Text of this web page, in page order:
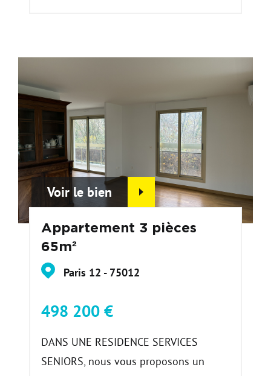
Voir le bien
Appartement 3 pièces
65m²
Paris 12 - 75012
498 200 €
DANS UNE RESIDENCE SERVICES
SENIORS, nous vous proposons un